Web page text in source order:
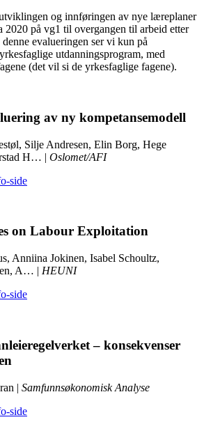
og innføringen av nye læreplaner
2020 på vg1 til overgangen til arbeid etter
evalueringen ser vi kun på
utdanningsprogram, med
(det vil si de yrkesfaglige fagene).
av ny kompetansemodell
Silje Andresen, Elin Borg, Hege
H… | Oslomet/AFI
side
on Labour Exploitation
Anniina Jokinen, Isabel Schoultz,
A… | HEUNI
side
– konsekvenser
| Samfunnsøkonomisk Analyse
side